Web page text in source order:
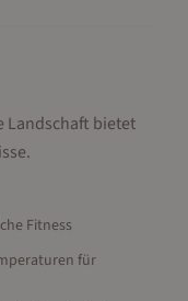
Landschaft bietet
Fitness
für